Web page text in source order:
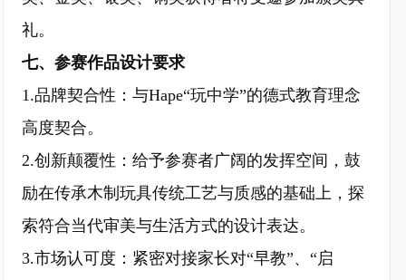
礼。
七、参赛作品设计要求
1.品牌契合性：与Hape“玩中学”的德式教育理念
高度契合。
2.创新颠覆性：给予参赛者广阔的发挥空间，鼓
励在传承木制玩具传统工艺与质感的基础上，探
索符合当代审美与生活方式的设计表达。
3.市场认可度：紧密对接家长对“早教”、“启